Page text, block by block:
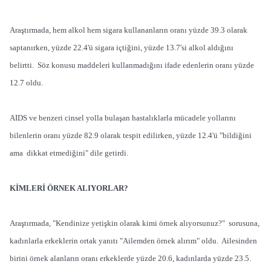
Araştırmada, hem alkol hem sigara kullananların oranı yüzde 39.3 olarak
saptanırken, yüzde 22.4'ü sigara içtiğini, yüzde 13.7'si alkol aldığını
belirtti. Söz konusu maddeleri kullanmadığını ifade edenlerin oranı yüzde
12.7 oldu.
AIDS ve benzeri cinsel yolla bulaşan hastalıklarla mücadele yollarını
bilenlerin oranı yüzde 82.9 olarak tespit edilirken, yüzde 12.4'ü "bildiğini
ama dikkat etmediğini" dile getirdi.
KİMLERİ ÖRNEK ALIYORLAR?
Araştırmada, "Kendinize yetişkin olarak kimi örnek alıyorsunuz?" sorusuna,
kadınlarla erkeklerin ortak yanıtı "Ailemden örnek alırım" oldu. Ailesinden
birini örnek alanların oranı erkeklerde yüzde 20.6, kadınlarda yüzde 23.5.